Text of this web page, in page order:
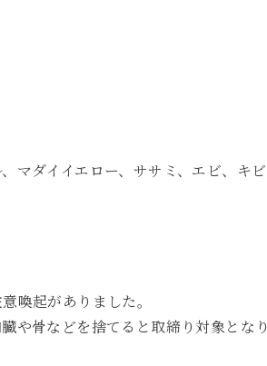
マダイイエロー、ササミ、エビ、キ
喚起がありました。
や骨などを捨てると取締り対象とな